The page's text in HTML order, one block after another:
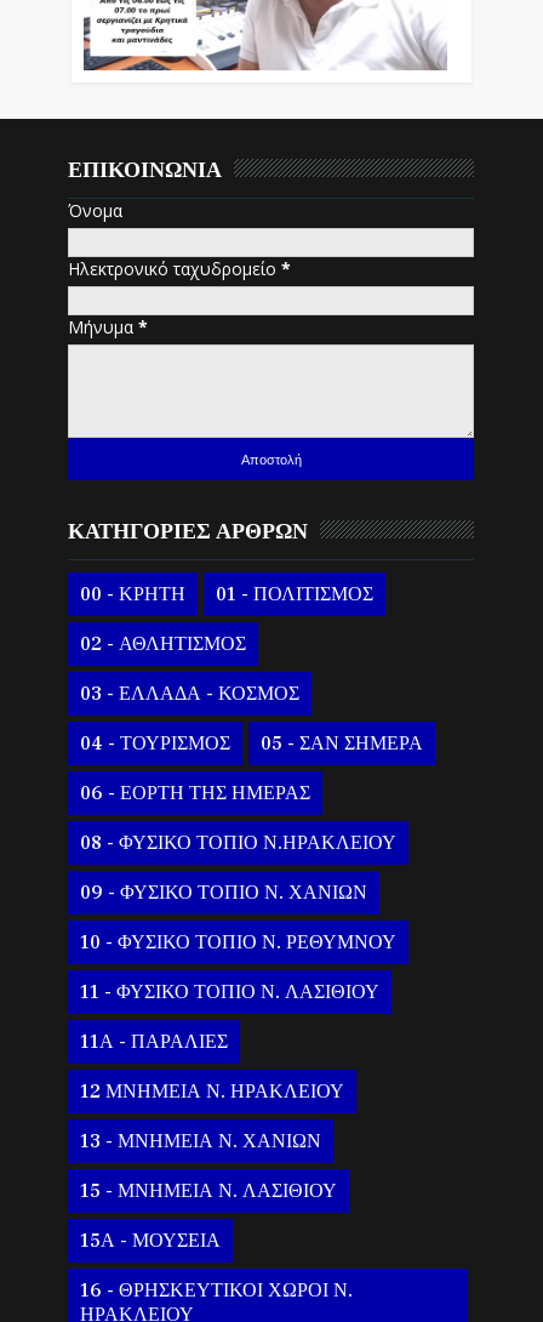
ΕΠΙΚΟΙΝΩΝΙΑ
Όνομα
Ηλεκτρονικό ταχυδρομείο*
Μήνυμα*
ΚΑΤΗΓΟΡΙΕΣ ΑΡΘΡΩΝ
00 - ΚΡΗΤΗ 01 - ΠΟΛΙΤΙΣΜΟΣ
02 - ΑΘΛΗΤΙΣΜΟΣ
03 - ΕΛΛΑΔΑ - ΚΟΣΜΟΣ
04 - ΤΟΥΡΙΣΜΟΣ 05 - ΣΑΝ ΣΗΜΕΡΑ
06 - ΕΟΡΤΗ ΤΗΣ ΗΜΕΡΑΣ
08 - ΦΥΣΙΚΟ ΤΟΠΙΟ Ν.ΗΡΑΚΛΕΙΟΥ
09 - ΦΥΣΙΚΟ ΤΟΠΙΟ Ν. ΧΑΝΙΩΝ
10 - ΦΥΣΙΚΟ ΤΟΠΙΟ Ν. ΡΕΘΥΜΝΟΥ
11 - ΦΥΣΙΚΟ ΤΟΠΙΟ Ν. ΛΑΣΙΘΙΟΥ
11Α - ΠΑΡΑΛΙΕΣ
12 ΜΝΗΜΕΙΑ Ν. ΗΡΑΚΛΕΙΟΥ
13 - ΜΝΗΜΕΙΑ Ν. ΧΑΝΙΩΝ
15 - ΜΝΗΜΕΙΑ Ν. ΛΑΣΙΘΙΟΥ
15Α - ΜΟΥΣΕΙΑ
16 - ΘΡΗΣΚΕΥΤΙΚΟΙ ΧΩΡΟΙ Ν.
ΗΡΑΚΛΕΙΟΥ